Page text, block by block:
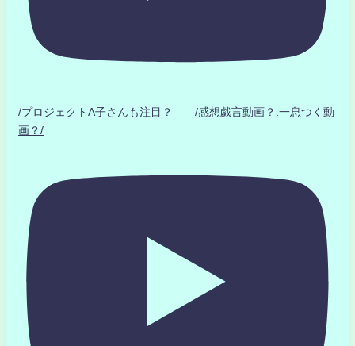
/プロジェクトA子さんも注目？ /感想戯言動画？.一息つく動
画？/